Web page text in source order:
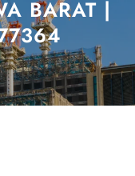
BARAT |